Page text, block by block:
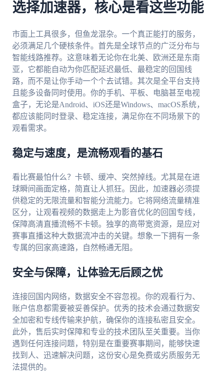
选择加速器，核心是看这些功能
市面上工具很多，但鱼龙混杂。一个真正能打的服务，
必须满足几个硬核条件。首先是全球节点的广泛分布与
智能线路推荐。这意味着无论你在北美、欧洲还是东南
亚，它都能自动为你匹配延迟最低、最稳定的回国线
路，而不是让你手动一个个去试错。其次是全平台支持
且能多设备同时使用。你的手机、平板、电脑甚至电视
盒子，无论是Android、iOS还是Windows、macOS系统，
都应该能同时登录、稳定连接，满足你在不同场景下的
观看需求。
稳定与速度，是流畅观看的基石
看比赛最怕什么？卡顿、缓冲、突然掉线。尤其是在进
球瞬间画面定格，简直让人抓狂。因此，加速器必须提
供稳定的无限流量和智能分流能力。它将网络流量精准
区分，让观看视频的数据走上为影音优化的回国专线，
保障高清直播流畅不卡顿。独享的高带宽资源，是应对
赛事直播这种大数据流冲击的关键。想象一下拥有一条
专属的回家高速路，自然畅通无阻。
安全与保障，让体验无后顾之忧
连接回国内网络，数据安全不容忽视。你的观看行为、
账户信息都需要被妥善保护。优秀的技术会通过数据安
全加密和专线传输来护航，确保你的连接私密且安全。
此外，售后实时保障和专业的技术团队至关重要。当你
遇到任何连接问题，特别是在重要赛事期间，能够快速
找到人、迅速解决问题，这份安心是免费或劣质服务无
法提供的。